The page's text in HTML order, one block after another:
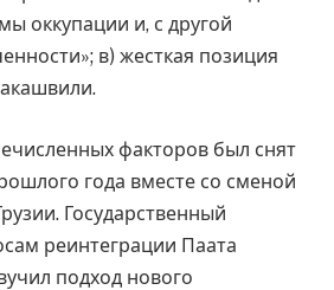
оккупации и, с другой
в) жесткая позиция
факторов был снят
года вместе со сменой
Государственный
реинтеграции Паата
подход нового